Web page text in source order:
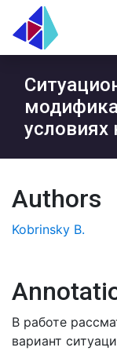
условиях
Authors
Kobrinsky B.
В работе
вариант